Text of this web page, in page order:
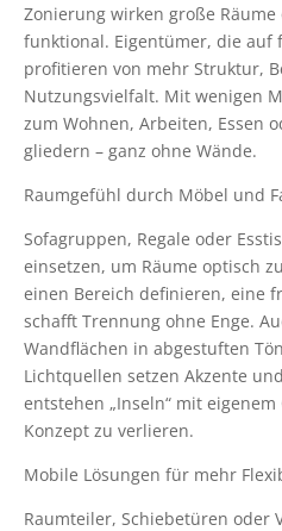
Zonierung wirken große
funktional. Eigentümer, die auf
profitieren von mehr Struktur,
Nutzungsvielfalt. Mit wenigen
zum Wohnen, Arbeiten, Essen
gliedern – ganz ohne Wände.
Raumgefühl durch Möbel und
Sofagruppen, Regale oder
einsetzen, um Räume optisch
einen Bereich definieren, eine
schafft Trennung ohne Enge.
Wandflächen in abgestuften
Lichtquellen setzen Akzente
entstehen „Inseln“ mit
Konzept zu verlieren.
Mobile Lösungen für mehr
Raumteiler, Schiebetüren oder